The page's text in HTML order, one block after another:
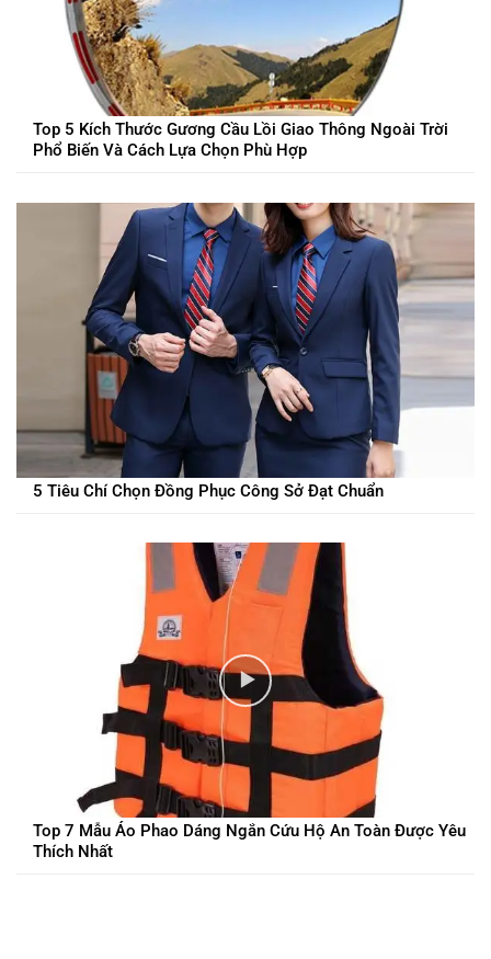
Top 5 Kích Thước Gương Cầu Lồi Giao Thông Ngoài Trời
Phổ Biến Và Cách Lựa Chọn Phù Hợp
5 Tiêu Chí Chọn Đồng Phục Công Sở Đạt Chuẩn
Top 7 Mẫu Áo Phao Dáng Ngắn Cứu Hộ An Toàn Được Yêu
Thích Nhất